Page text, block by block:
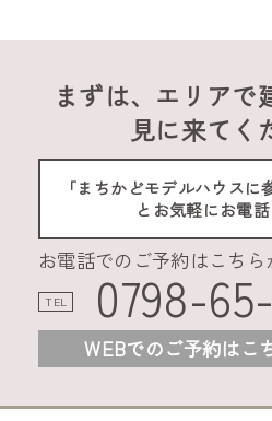
まずは、エリアで
見に来てく
「まちかどモデルハウスに
とお気軽にお電話
お電話でのご予約はこちら
TEL 0798-
WEBでのご予約はこ